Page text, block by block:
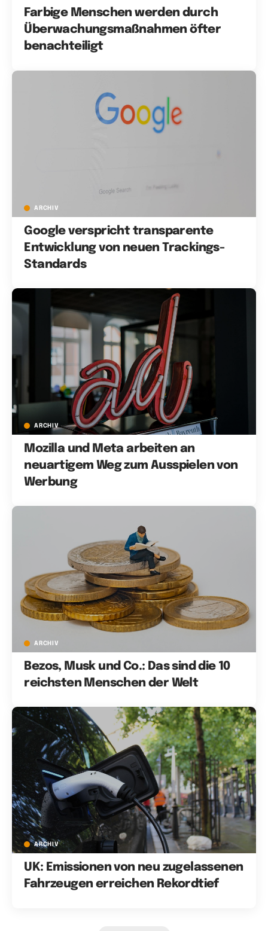
Farbige Menschen werden durch
Überwachungsmaßnahmen öfter
benachteiligt
ARCHIV
Google verspricht transparente
Entwicklung von neuen Trackings-
Standards
ARCHIV
Mozilla und Meta arbeiten an
neuartigem Weg zum Ausspielen von
Werbung
ARCHIV
Bezos, Musk und Co.: Das sind die 10
reichsten Menschen der Welt
ARCHIV
UK: Emissionen von neu zugelassenen
Fahrzeugen erreichen Rekordtief